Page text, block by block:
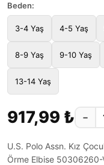
Beden:
3-4 Yaş 4-5 Yaş
8-9 Yaş 9-10 Yaş
13-14 Yaş
917,99 ₺ −
U.S. Polo Assn. Kız
Örme Elbise 50306260-